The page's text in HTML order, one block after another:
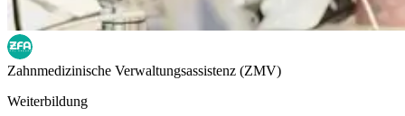
Zahnmedizinische Verwaltungsassistenz (ZMV)
Weiterbildung